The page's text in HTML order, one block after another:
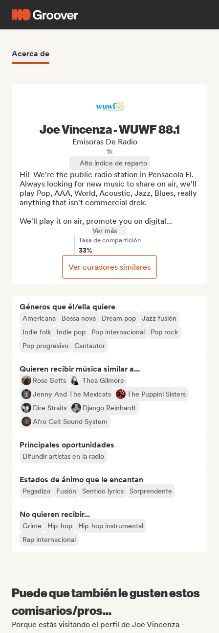
Acerca de
Géneros que él/ella quiere
Americana Bossa nova Dream pop
Jazz fusión
Indie folk
Indie pop Pop internacional
Pop rock
Pop progresivo
Cantautor
Quieren recibir música similar a...
Rose Betts
Thea Gilmore
Jenny And The Mexicats
The Puppini Sisters
Dire Straits
Django Reinhardt
Afro Celt Sound System
Principales oportunidades
Difundir artistas en la radio
Estados de ánimo que le encantan
Pegadizo Fusión Sentido lyrics Sorprendente
No quieren recibir...
Grime Hip-hop
Hip-hop instrumental
Rap internacional
Joe Vincenza - WUWF 88.1
Emisoras De Radio
1k
Alto índice de reparto
Hi!  We're the public radio station in Pensacola Fl.
Always looking for new music to share on air, we'll
play Pop, AAA, World, Acoustic, Jazz, Blues, really
anything that isn't commercial drek.
We'll play it on air, promote you on digital...
Ver más
Tasa de compartición
33%
Ver curadores similares
Puede que también le gusten estos
comisarios/pros...
Porque estás visitando el perfil de Joe Vincenza -